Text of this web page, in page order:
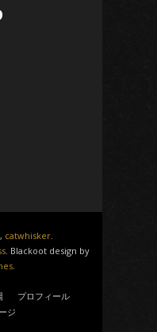
catwhisker.
. Blackoot design by
.
プロフィール
ジ